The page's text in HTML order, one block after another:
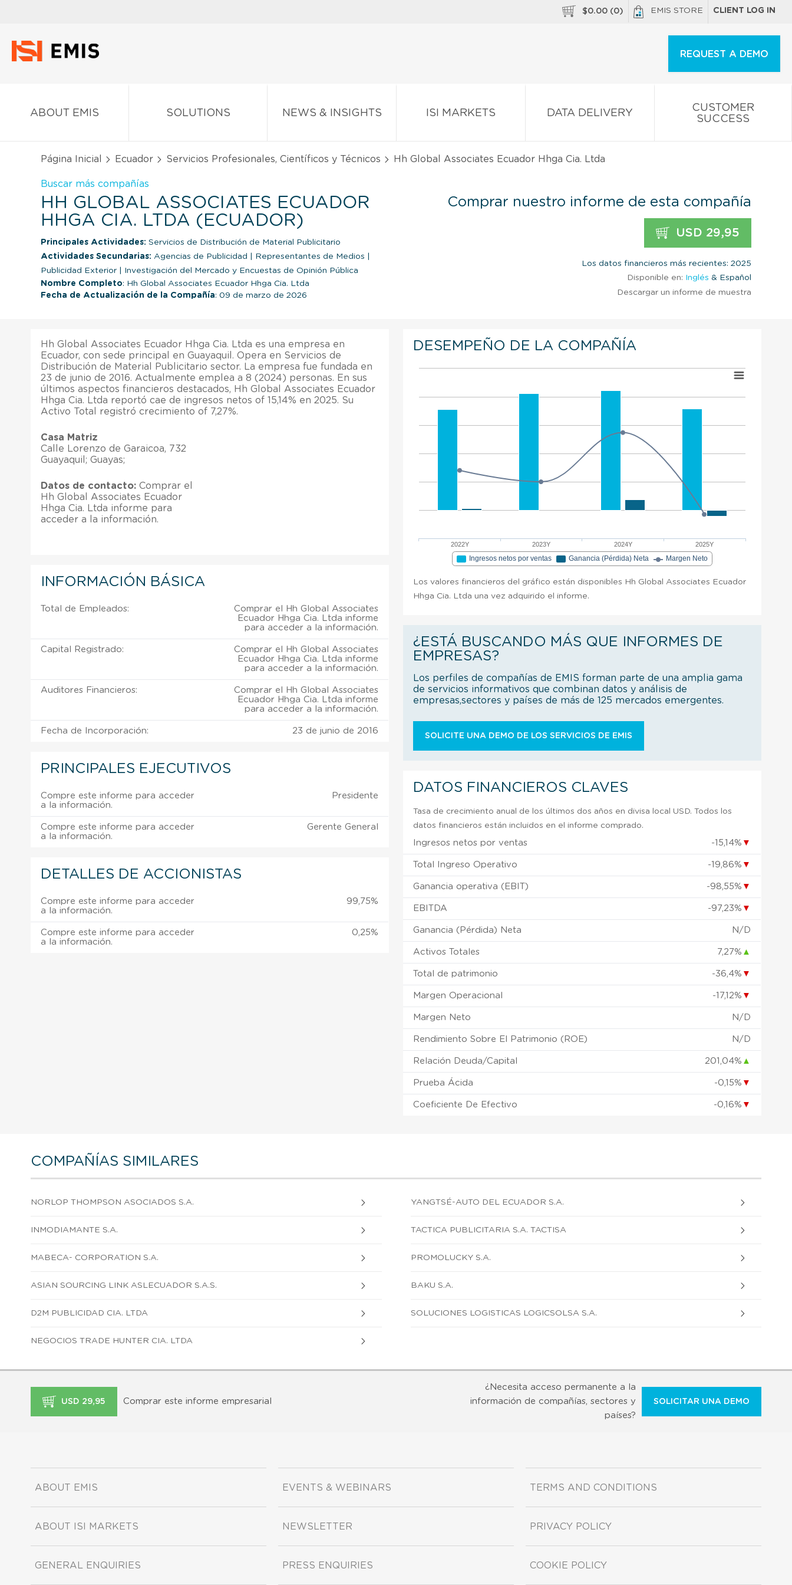
$0.00 (0) EMIS STORE CLIENT LOG IN
REQUEST A DEMO
ABOUT EMIS SOLUTIONS NEWS & INSIGHTS ISI MARKETS DATA DELIVERY
CUSTOMER
SUCCESS
Página Inicial Ecuador Servicios Profesionales, Científicos y Técnicos Hh Global Associates Ecuador Hhga Cia. Ltda
Buscar más compañías
HH GLOBAL ASSOCIATES ECUADOR
HHGA CIA. LTDA (ECUADOR)
Principales Actividades: Servicios de Distribución de Material Publicitario
Actividades Secundarias: Agencias de Publicidad Representantes de Medios
Publicidad Exterior
Investigación del Mercado y Encuestas de Opinión Pública
Nombre Completo: Hh Global Associates Ecuador Hhga Cia. Ltda
Fecha de Actualización de la Compañía: 09 de marzo de 2026
Comprar nuestro informe de esta compañía
USD 29,95
Los datos financieros más recientes: 2025
Disponible en: Inglés & Español
Descargar un informe de muestra
Hh Global Associates Ecuador Hhga Cia. Ltda es una empresa en
Ecuador, con sede principal en Guayaquil. Opera en Servicios de
Distribución de Material Publicitario sector. La empresa fue fundada en
23 de junio de 2016. Actualmente emplea a 8 (2024) personas. En sus
últimos aspectos financieros destacados, Hh Global Associates Ecuador
Hhga Cia. Ltda reportó cae de ingresos netos of 15,14% en 2025. Su
Activo Total registró crecimiento of 7,27%.
Casa Matriz
Calle Lorenzo de Garaicoa, 732
Guayaquil; Guayas;
Datos de contacto: Comprar el
Hh Global Associates Ecuador
Hhga Cia. Ltda informe para
acceder a la información.
INFORMACIÓN BÁSICA
Total de Empleados:
Comprar el Hh Global Associates
Ecuador Hhga Cia. Ltda informe
para acceder a la información.
Capital Registrado:
Comprar el Hh Global Associates
Ecuador Hhga Cia. Ltda informe
para acceder a la información.
Auditores Financieros:
Comprar el Hh Global Associates
Ecuador Hhga Cia. Ltda informe
para acceder a la información.
Fecha de Incorporación: 23 de junio de 2016
PRINCIPALES EJECUTIVOS
Compre este informe para acceder
a la información.
Presidente
Compre este informe para acceder
a la información.
Gerente General
DETALLES DE ACCIONISTAS
Compre este informe para acceder
a la información.
99,75%
Compre este informe para acceder
a la información.
0,25%
DESEMPEÑO DE LA COMPAÑÍA
2022Y 2023Y 2024Y 2025Y
Ingresos netos por ventas Ganancia (Pérdida) Neta Margen Neto
Los valores financieros del gráfico están disponibles Hh Global Associates Ecuador
Hhga Cia. Ltda una vez adquirido el informe.
¿ESTÁ BUSCANDO MÁS QUE INFORMES DE
EMPRESAS?
Los perfiles de compañías de EMIS forman parte de una amplia gama
de servicios informativos que combinan datos y análisis de
empresas,sectores y países de más de 125 mercados emergentes.
SOLICITE UNA DEMO DE LOS SERVICIOS DE EMIS
DATOS FINANCIEROS CLAVES
Tasa de crecimiento anual de los últimos dos años en divisa local USD. Todos los
datos financieros están incluidos en el informe comprado.
Ingresos netos por ventas -15,14% ▼
Total Ingreso Operativo -19,86% ▼
Ganancia operativa (EBIT) -98,55% ▼
EBITDA -97,23% ▼
Ganancia (Pérdida) Neta N/D
Activos Totales 7,27% ▲
Total de patrimonio -36,4% ▼
Margen Operacional -17,12% ▼
Margen Neto N/D
Rendimiento Sobre El Patrimonio (ROE) N/D
Relación Deuda/Capital 201,04% ▲
Prueba Ácida -0,15% ▼
Coeficiente De Efectivo -0,16% ▼
COMPAÑÍAS SIMILARES
NORLOP THOMPSON ASOCIADOS S.A. YANGTSÉ-AUTO DEL ECUADOR S.A.
INMODIAMANTE S.A. TACTICA PUBLICITARIA S.A. TACTISA
MABECA- CORPORATION S.A. PROMOLUCKY S.A.
ASIAN SOURCING LINK ASLECUADOR S.A.S. BAKU S.A.
D2M PUBLICIDAD CIA. LTDA SOLUCIONES LOGISTICAS LOGICSOLSA S.A.
NEGOCIOS TRADE HUNTER CIA. LTDA
USD 29,95 Comprar este informe empresarial
¿Necesita acceso permanente a la
información de compañías, sectores y
países?
SOLICITAR UNA DEMO
ABOUT EMIS
ABOUT ISI MARKETS
GENERAL ENQUIRIES
EVENTS & WEBINARS
NEWSLETTER
PRESS ENQUIRIES
TERMS AND CONDITIONS
PRIVACY POLICY
COOKIE POLICY